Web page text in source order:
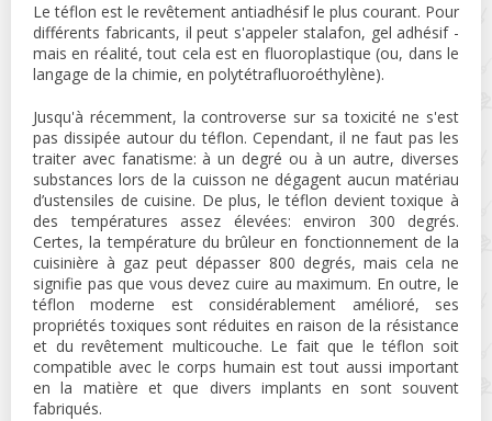
Le téflon est le revêtement antiadhésif le plus courant. Pour
différents fabricants, il peut s'appeler stalafon, gel adhésif -
mais en réalité, tout cela est en fluoroplastique (ou, dans le
langage de la chimie, en polytétrafluoroéthylène).
Jusqu'à récemment, la controverse sur sa toxicité ne s'est
pas dissipée autour du téflon. Cependant, il ne faut pas les
traiter avec fanatisme: à un degré ou à un autre, diverses
substances lors de la cuisson ne dégagent aucun matériau
d’ustensiles de cuisine. De plus, le téflon devient toxique à
des températures assez élevées: environ 300 degrés.
Certes, la température du brûleur en fonctionnement de la
cuisinière à gaz peut dépasser 800 degrés, mais cela ne
signifie pas que vous devez cuire au maximum. En outre, le
téflon moderne est considérablement amélioré, ses
propriétés toxiques sont réduites en raison de la résistance
et du revêtement multicouche. Le fait que le téflon soit
compatible avec le corps humain est tout aussi important
en la matière et que divers implants en sont souvent
fabriqués.